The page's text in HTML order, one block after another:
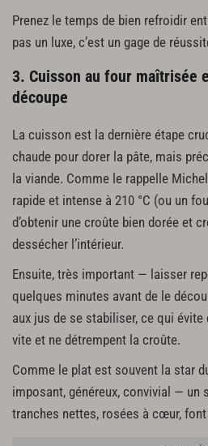
Prenez le temps de bien refroidir
pas un luxe, c’est un gage de
3. Cuisson au four maîtrisée
découpe
La cuisson est la dernière étape
chaude pour dorer la pâte, mais
la viande. Comme le rappelle
rapide et intense à 210 °C (ou un
d’obtenir une croûte bien dorée et
dessécher l’intérieur.
Ensuite, très important — laisser
quelques minutes avant de le
aux jus de se stabiliser, ce qui évite
vite et ne détrempent la croûte.
Comme le plat est souvent la star
imposant, généreux, convivial — un
tranches nettes, rosées à cœur,